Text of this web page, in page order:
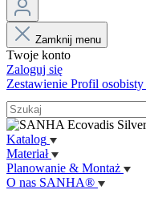
Zamknij menu
Twoje konto
Zaloguj się
Zestawienie Profil osobisty
Katalog
Materiał
Planowanie & Montaż
O nas SANHA®